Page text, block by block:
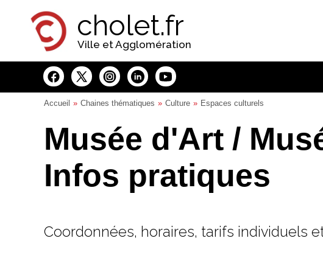
cholet.fr
Ville et Agglomération
Accueil Chaines thématiques Culture Espaces culturels
Musée d'Art /
Infos pratiques
Coordonnées, horaires, tarifs individuels